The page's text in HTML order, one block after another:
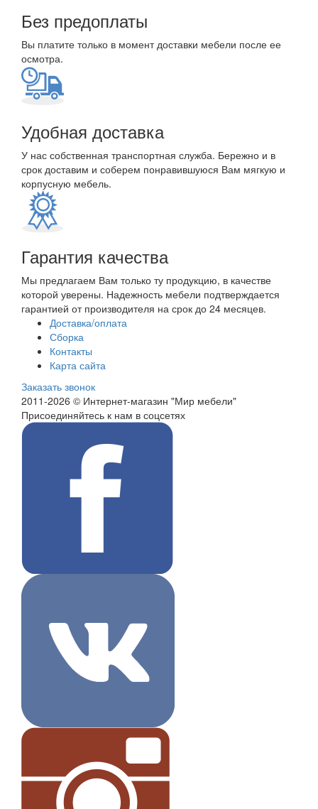
Без предоплаты
Вы платите только в момент доставки мебели после ее
осмотра.
Удобная доставка
У нас собственная транспортная служба. Бережно и в
срок доставим и соберем понравившуюся Вам мягкую и
корпусную мебель.
Гарантия качества
Мы предлагаем Вам только ту продукцию, в качестве
которой уверены. Надежность мебели подтверждается
гарантией от производителя на срок до 24 месяцев.
Доставка/оплата
Сборка
Контакты
Карта сайта
Заказать звонок
2011-2026 © Интернет-магазин "Мир мебели"
Присоединяйтесь к нам в соцсетях